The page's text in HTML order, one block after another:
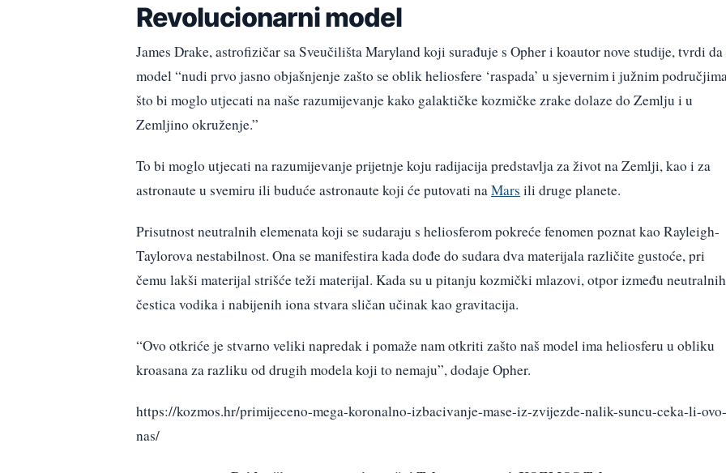
Revolucionarni model
James Drake, astrofizičar sa Sveučilišta Maryland koji surađuje s Opher i koautor nove studije, tvrdi da
model “nudi prvo jasno objašnjenje zašto se oblik heliosfere ‘raspada’ u sjevernim i južnim
što bi moglo utjecati na naše razumijevanje kako galaktičke kozmičke zrake dolaze do Zemlju i u
Zemljino okruženje.”
To bi moglo utjecati na razumijevanje prijetnje koju radijacija predstavlja za život na Zemlji, kao i za
astronaute u svemiru ili buduće astronaute koji će putovati naMars ili druge planete.
Prisutnost neutralnih elemenata koji se sudaraju s heliosferom pokreće fenomen poznat kao Rayleigh-
Taylorova nestabilnost. Ona se manifestira kada dođe do sudara dva materijala različite gustoće, pri
čemu lakši materijal strišće teži materijal. Kada su u pitanju kozmički mlazovi, otpor između neutralnih
čestica vodika i nabijenih iona stvara sličan učinak kao gravitacija.
“Ovo otkriće je stvarno veliki napredak i pomaže nam otkriti zašto naš model ima heliosferu u obliku
kroasana za razliku od drugih modela koji to nemaju”, dodaje Opher.
https://kozmos.hr/primijeceno-mega-koronalno-izbacivanje-mase-iz-zvijezde-nalik-suncu-ceka-li-
nas/